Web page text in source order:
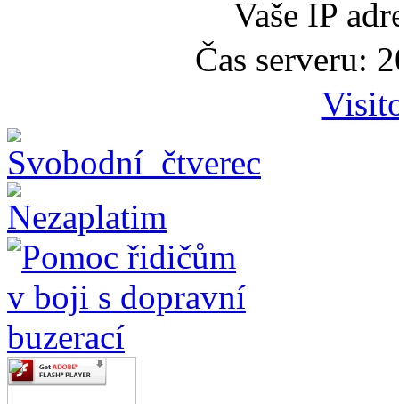
Vaše IP
Čas serveru: